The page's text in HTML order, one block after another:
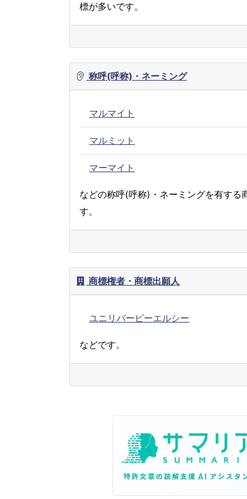
標が多いです。
称呼(呼称)・ネーミング
マルマイト
マルミット
マーマイト
などの称呼(呼称)・ネーミングを有する
す。
商標権者・商標出願人
ユニリバーピーエルシー
などです。